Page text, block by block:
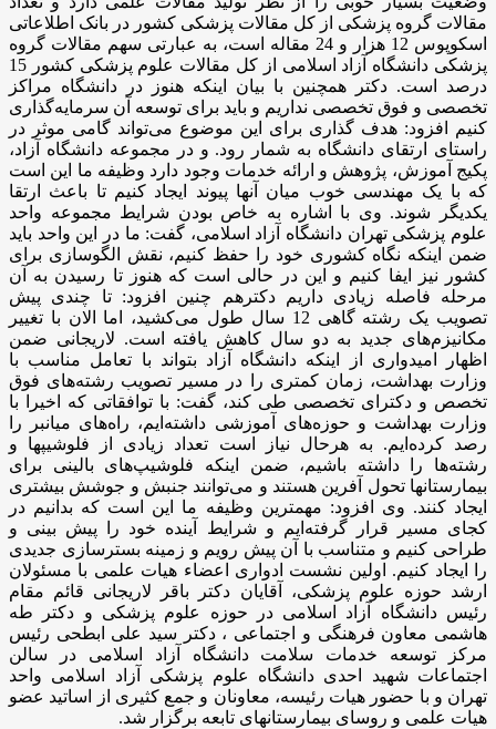
مقالات گروه پزشکی از کل مقالات پزشکی کشور در بانک اطلاعاتی
اسکوپوس 12 هزار و 24 مقاله است، به عبارتی سهم مقالات گروه
پزشکی دانشگاه آزاد اسلامی از کل مقالات علوم پزشکی کشور 15
درصد است. دکتر همچنین با بیان اینکه هنوز در دانشگاه مراکز
تخصصی و فوق تخصصی نداریم و باید برای توسعه آن سرمایه‌گذاری
کنیم افزود: هدف گذاری برای این موضوع می‌تواند گامی موثر در
راستای ارتقای دانشگاه به شمار رود. و در مجموعه دانشگاه آزاد،
پکیج آموزش، پژوهش و ارائه خدمات وجود دارد وظیفه ما این است
که با یک مهندسی خوب میان آنها پیوند ایجاد کنیم تا باعث ارتقا
یکدیگر شوند. وی با اشاره به خاص بودن شرایط مجموعه واحد
علوم پزشکی تهران دانشگاه آزاد اسلامی، گفت: ما در این واحد باید
ضمن اینکه نگاه کشوری خود را حفظ کنیم، نقش الگوسازی برای
کشور نیز ایفا کنیم و این در حالی است که هنوز تا رسیدن به آن
مرحله فاصله زیادی داریم دکترهم چنین افزود: تا چندی پیش
تصویب یک رشته گاهی 12 سال طول می‌کشید، اما الان با تغییر
مکانیزم‌های جدید به دو سال کاهش یافته است. لاریجانی ضمن
اظهار امیدواری از اینکه دانشگاه آزاد بتواند با تعامل مناسب با
وزارت بهداشت، زمان کمتری را در مسیر تصویب رشته‌های فوق
تخصص و دکترای تخصصی طی کند، گفت: با توافقاتی که اخیرا با
وزارت بهداشت و حوزه‌های آموزشی داشته‌ایم، راه‌های میانبر را
رصد کرده‌ایم. به هرحال نیاز است تعداد زیادی از فلوشیپها و
رشته‌ها را داشته باشیم، ضمن اینکه فلوشیپ‌های بالینی برای
بیمارستانها تحول آفرین هستند و می‌توانند جنبش و جوشش بیشتری
ایجاد کنند. وی افزود: مهمترین وظیفه ما این است که بدانیم در
کجای مسیر قرار گرفته‌ایم و شرایط آینده خود را پیش بینی و
طراحی کنیم و متناسب با آن پیش رویم و زمینه بسترسازی جدیدی
را ایجاد کنیم. اولین نشست ادواری اعضاء هیات علمی با مسئولان
ارشد حوزه علوم پزشکی، آقایان دکتر باقر لاریجانی قائم مقام
رئیس دانشگاه آزاد اسلامی در حوزه علوم پزشکی و دکتر طه
هاشمی معاون فرهنگی و اجتماعی ، دکتر سید علی ابطحی رئیس
مرکز توسعه خدمات سلامت دانشگاه آزاد اسلامی در سالن
اجتماعات شهید احدی دانشگاه علوم پزشکی آزاد اسلامی واحد
تهران و با حضور هیات رئیسه، معاونان و جمع کثیری از اساتید عضو
هیات علمی و روسای بیمارستانهای تابعه برگزار شد.